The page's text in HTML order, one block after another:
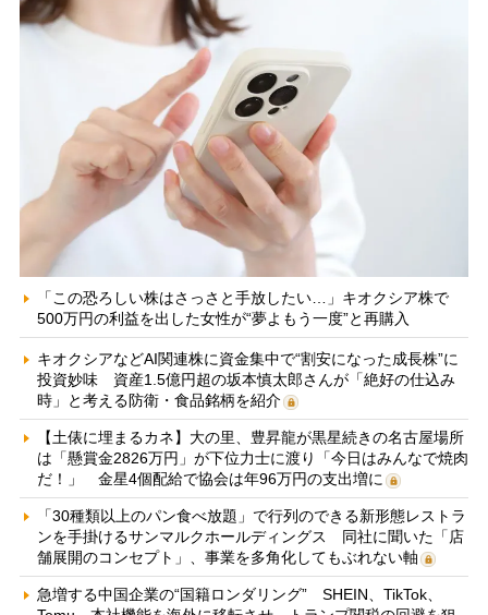
「この恐ろしい株はさっさと手放したい…」キオクシア株で
500万円の利益を出した女性が“夢よもう一度”と再購入
キオクシアなどAI関連株に資金集中で“割安になった成長株”に
投資妙味 資産1.5億円超の坂本慎太郎さんが「絶好の仕込み
時」と考える防衛・食品銘柄を紹介
【土俵に埋まるカネ】大の里、豊昇龍が黒星続きの名古屋場所
は「懸賞金2826万円」が下位力士に渡り「今日はみんなで焼肉
だ！」 金星4個配給で協会は年96万円の支出増に
「30種類以上のパン食べ放題」で行列のできる新形態レストラ
ンを手掛けるサンマルクホールディングス 同社に聞いた「店
舗展開のコンセプト」、事業を多角化してもぶれない軸
急増する中国企業の“国籍ロンダリング” SHEIN、TikTok、